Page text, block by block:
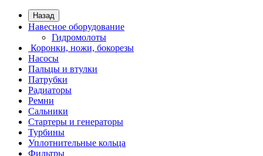
Назад
Навесное оборудование
Гидромолоты
Коронки, ножи, бокорезы
Насосы
Пальцы и втулки
Патрубки
Радиаторы
Ремни
Сальники
Стартеры и генераторы
Турбины
Уплотнительные кольца
Фильтры